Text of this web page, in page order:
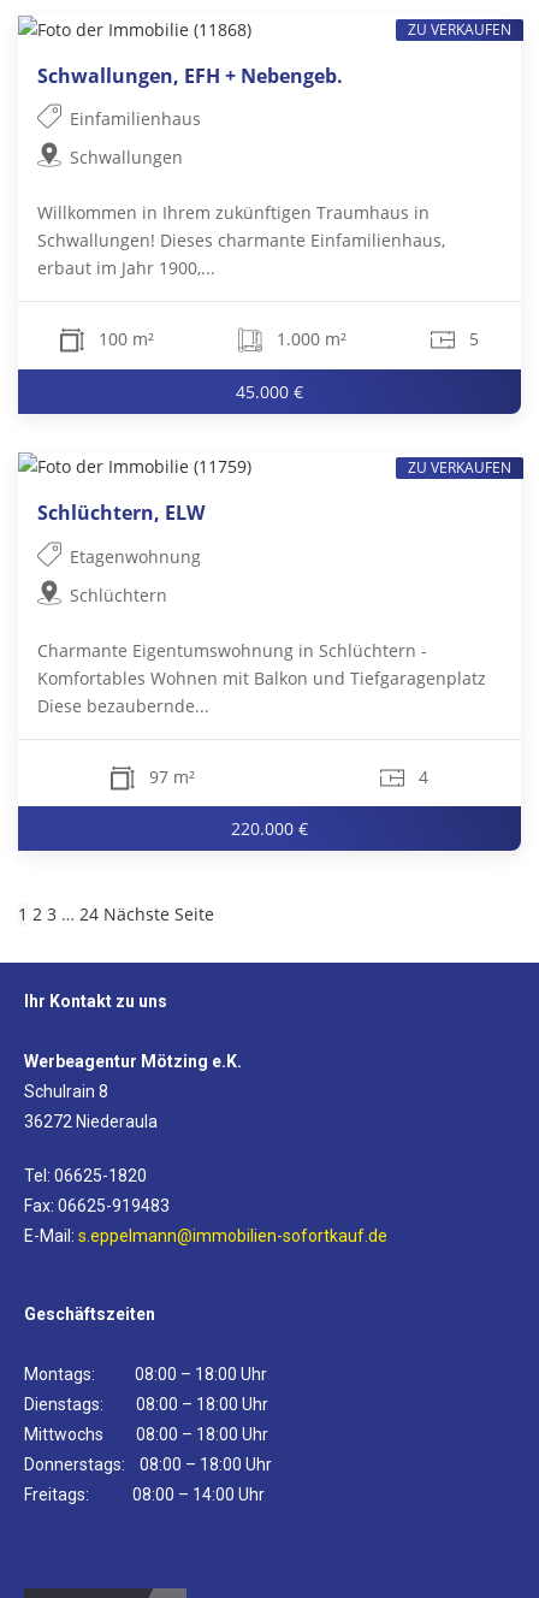
Schwallungen, EFH + Nebengeb.
Einfamilienhaus
Schwallungen
Willkommen in Ihrem zukünftigen Traumhaus in
Schwallungen! Dieses charmante Einfamilienhaus,
erbaut im Jahr 1900,...
100 m² 1.000 m² 5
45.000 €
ZU VERKAUFEN
Schlüchtern, ELW
Etagenwohnung
Schlüchtern
Charmante Eigentumswohnung in Schlüchtern -
Komfortables Wohnen mit Balkon und Tiefgaragenplatz
Diese bezaubernde...
97 m² 4
220.000 €
ZU VERKAUFEN
1 2 3 … 24 Nächste Seite
Ihr Kontakt zu uns
Werbeagentur Mötzing e.K.
Schulrain 8
36272 Niederaula
Tel: 06625-1820
Fax: 06625-919483
E-Mail: s.eppelmann@immobilien-sofortkauf.de
Geschäftszeiten
Montags: 08:00 – 18:00 Uhr
Dienstags: 08:00 – 18:00 Uhr
Mittwochs 08:00 – 18:00 Uhr
Donnerstags: 08:00 – 18:00 Uhr
Freitags: 08:00 – 14:00 Uhr